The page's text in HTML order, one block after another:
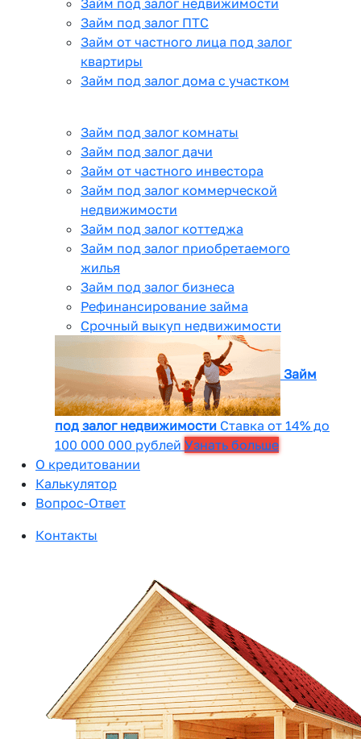
Займ под залог недвижимости
Займ под залог ПТС
Займ от частного лица под залог
квартиры
Займ под залог дома с участком
Займ под залог комнаты
Займ под залог дачи
Займ от частного инвестора
Займ под залог коммерческой
недвижимости
Займ под залог коттеджа
Займ под залог приобретаемого
жилья
Займ под залог бизнеса
Рефинансирование займа
Срочный выкуп недвижимости
Займ
под залог недвижимости Ставка от 14% до
100 000 000 рублей Узнать больше
О кредитовании
Калькулятор
Вопрос-Ответ
Контакты